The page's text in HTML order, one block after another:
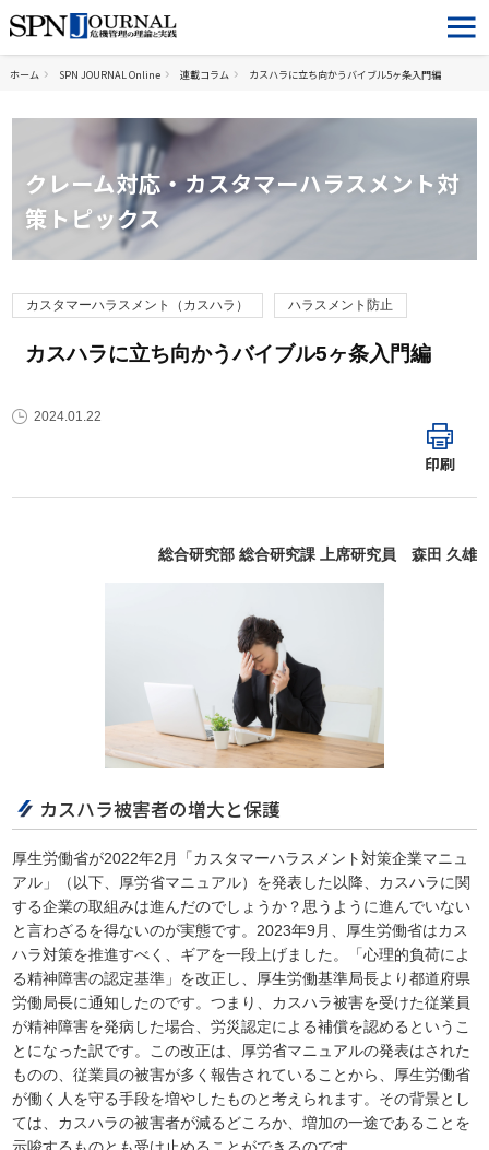
ホーム SPN JOURNAL Online 連載コラム カスハラに立ち向かうバイブル5ヶ条入門編
クレーム対応・カスタマーハラスメント対
策トピックス
カスタマーハラスメント（カスハラ） ハラスメント防止
カスハラに立ち向かうバイブル5ヶ条入門編
2024.01.22
印刷
総合研究部 総合研究課 上席研究員 森田 久雄
カスハラ被害者の増大と保護
厚生労働省が2022年2月「カスタマーハラスメント対策企業マニュ
アル」（以下、厚労省マニュアル）を発表した以降、カスハラに関
する企業の取組みは進んだのでしょうか？思うように進んでいない
と言わざるを得ないのが実態です。2023年9月、厚生労働省はカス
ハラ対策を推進すべく、ギアを一段上げました。「心理的負荷によ
る精神障害の認定基準」を改正し、厚生労働基準局長より都道府県
労働局長に通知したのです。つまり、カスハラ被害を受けた従業員
が精神障害を発病した場合、労災認定による補償を認めるというこ
とになった訳です。この改正は、厚労省マニュアルの発表はされた
ものの、従業員の被害が多く報告されていることから、厚生労働省
が働く人を守る手段を増やしたものと考えられます。その背景とし
ては、カスハラの被害者が減るどころか、増加の一途であることを